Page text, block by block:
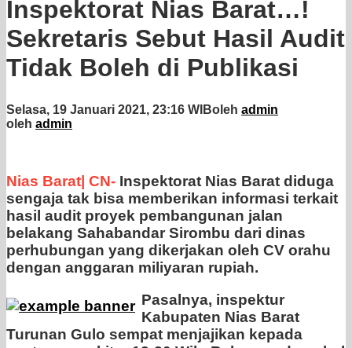
Inspektorat Nias Barat…!
Sekretaris Sebut Hasil Audit
Tidak Boleh di Publikasi
Selasa, 19 Januari 2021, 23:16 WIBoleh admin
oleh admin
Nias Barat| CN- Inspektorat Nias Barat diduga
sengaja tak bisa memberikan informasi terkait
hasil audit proyek pembangunan jalan
belakang Sahabandar Sirombu dari dinas
perhubungan yang dikerjakan oleh CV orahu
dengan anggaran miliyaran rupiah.
Pasalnya, inspektur
Kabupaten Nias Barat
Turunan Gulo sempat menjajikan kepada